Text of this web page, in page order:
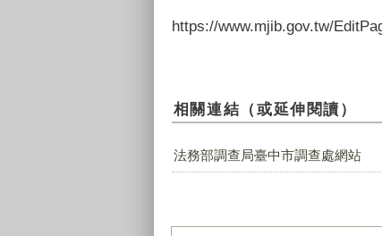
https://www.mjib.gov.tw/
相關連結（或延伸閱讀）
法務部調查局臺中市調查處網站